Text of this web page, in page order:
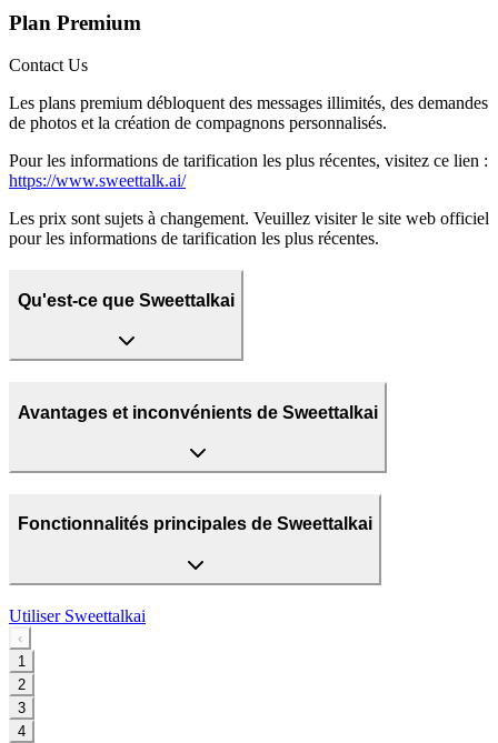
Plan Premium
Contact Us
Les plans premium débloquent des messages illimités, des demandes
de photos et la création de compagnons personnalisés.
Pour les informations de tarification les plus récentes, visitez ce lien :
https://www.sweettalk.ai/
Les prix sont sujets à changement. Veuillez visiter le site web officiel
pour les informations de tarification les plus récentes.
Qu'est-ce que Sweettalkai
Avantages et inconvénients de Sweettalkai
Fonctionnalités principales de Sweettalkai
Utiliser Sweettalkai
‹
1
2
3
4